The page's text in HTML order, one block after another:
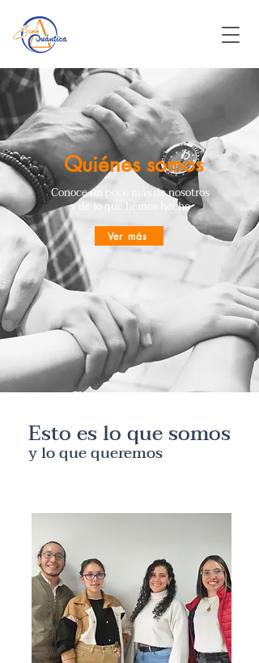
Quiénes somos
Conoce un poco más de nosotros
y de lo que hemos hecho
Ver más
Esto es lo que somos
y lo que queremos